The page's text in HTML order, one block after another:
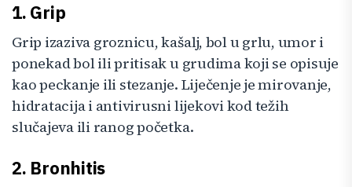
1. Grip
Grip izaziva groznicu, kašalj, bol u grlu, umor i
ponekad bol ili pritisak u grudima koji se opisuje
kao peckanje ili stezanje. Liječenje je mirovanje,
hidratacija i antivirusni lijekovi kod težih
slučajeva ili ranog početka.
2. Bronhitis